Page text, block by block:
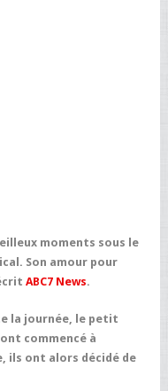
moments sous le
Son amour pour
ABC7 News.
la journée, le petit
commencé à
ils ont alors décidé de